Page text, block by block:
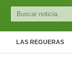
Cultura
LAS REGUERAS